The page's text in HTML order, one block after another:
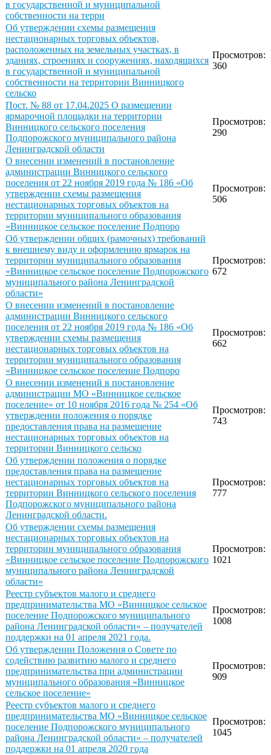
в государственной и муниципальной
собственности на терри
Об утверждении схемы размещения
нестационарных торговых объектов,
расположенных на земельных участках, в
зданиях, строениях и сооружениях, находящихся
в государственной и муниципальной
собственности на территории Винницкого
сельско
Просмотров:
360
Пост. № 88 от 17.04.2025 О размещении
ярмарочной площадки на территории
Винницкого сельского поселения
Подпорожского муниципального района
Ленинградской области
Просмотров:
290
О внесении изменений в постановление
администрации Винницкого сельского
поселения от 22 ноября 2019 года № 186 «Об
утверждении схемы размещения
нестационарных торговых объектов на
территории муниципального образования
«Винницкое сельское поселение Подпоро
Просмотров:
506
Об утверждении общих (рамочных) требований
к внешнему виду и оформлению ярмарок на
территории муниципального образования
«Винницкое сельское поселение Подпорожского
муниципального района Ленинградской
области»
Просмотров:
672
О внесении изменений в постановление
администрации Винницкого сельского
поселения от 22 ноября 2019 года № 186 «Об
утверждении схемы размещения
нестационарных торговых объектов на
территории муниципального образования
«Винницкое сельское поселение Подпоро
Просмотров:
662
О внесении изменений в постановление
администрации МО «Винницкое сельское
поселение» от 10 ноября 2016 года № 254 «Об
утверждении положения о порядке
предоставления права на размещение
нестационарных торговых объектов на
территории Винницкого сельско
Просмотров:
743
Об утверждении положения о порядке
предоставления права на размещение
нестационарных торговых объектов на
территории Винницкого сельского поселения
Подпорожского муниципального района
Ленинградской области.
Просмотров:
777
Об утверждении схемы размещения
нестационарных торговых объектов на
территории муниципального образования
«Винницкое сельское поселение Подпорожского
муниципального района Ленинградской
области»
Просмотров:
1021
Реестр субъектов малого и среднего
предпринимательства МО «Винницкое сельское
поселение Подпорожского муниципального
района Ленинградской области» – получателей
поддержки на 01 апреля 2021 года.
Просмотров:
1008
Об утверждении Положения о Совете по
содействию развитию малого и среднего
предпринимательства при администрации
муниципального образования «Винницкое
сельское поселение»
Просмотров:
909
Реестр субъектов малого и среднего
предпринимательства МО «Винницкое сельское
поселение Подпорожского муниципального
района Ленинградской области» – получателей
поддержки на 01 апреля 2020 года
Просмотров:
1045